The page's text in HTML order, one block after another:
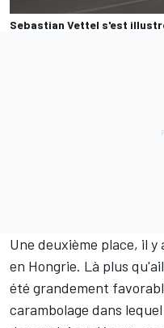
Sebastian Vettel s'est
Une deuxième place, il
en Hongrie. Là plus
été grandement
carambolage dans